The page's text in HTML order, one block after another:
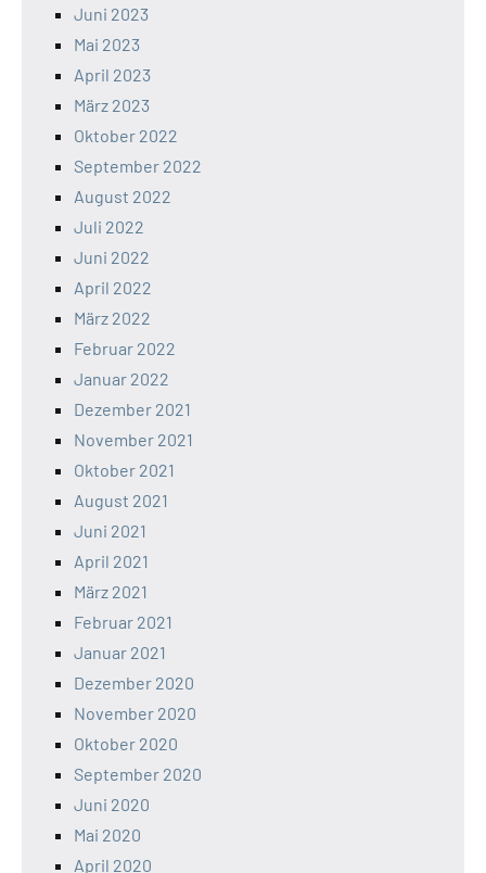
Juni 2023
Mai 2023
April 2023
März 2023
Oktober 2022
September 2022
August 2022
Juli 2022
Juni 2022
April 2022
März 2022
Februar 2022
Januar 2022
Dezember 2021
November 2021
Oktober 2021
August 2021
Juni 2021
April 2021
März 2021
Februar 2021
Januar 2021
Dezember 2020
November 2020
Oktober 2020
September 2020
Juni 2020
Mai 2020
April 2020